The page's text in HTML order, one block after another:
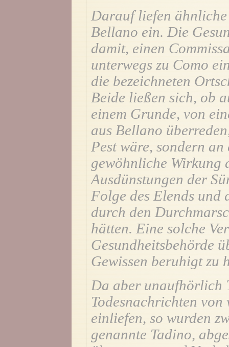
Darauf liefen
Bellano ein. Die
damit, einen
unterwegs zu Como
die bezeichneten
Beide ließen sich, ob
einem Grunde, von
aus Bellano
Pest wäre, sondern
gewöhnliche Wirkung
Ausdünstungen der
Folge des Elends und
durch den
hätten. Eine solche
Gesundheitsbehörde
Gewissen beruhigt zu
Da aber unaufhörlich
Todesnachrichten von
einliefen, so wurden
genannte Tadino,